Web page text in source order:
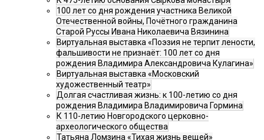
100 лет со дня рождения участника Великой
Отечественной войны, Почётного гражданина
Старой Руссы Ивана Николаевича Вязинина
Виртуальная выставка «Поэзия не терпит лености,
фальшивости не признаёт: 100 лет со дня
рождения Владимира Александровича Кулагина»
Виртуальная выставка «Московский
художественный театр»
Долгая счастливая жизнь: к 100-летию со дня
рождения Владимира Владимировича Гормина
К 110-летию Новгородского церковно-
археологического общества
Татьяна Ломзина «Тихая жизнь вещей»